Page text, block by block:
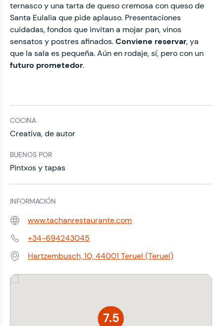
ternasco y una tarta de queso cremosa con queso de
Santa Eulalia que pide aplauso. Presentaciones
cuidadas, fondos que invitan a mojar pan, vinos
sensatos y postres afinados.Conviene reservar, ya
que la sala es pequeña. Aún en rodaje, sí, pero con un
futuro prometedor.
COCINA
Creativa, de autor
BUENOS POR
Pintxos y tapas
INFORMACIÓN
Web: www.tachanrestaurante.com
Teléfono:+34-694243045
Dirección:Hartzembusch, 10, 44001 Teruel (Teruel)
7.5